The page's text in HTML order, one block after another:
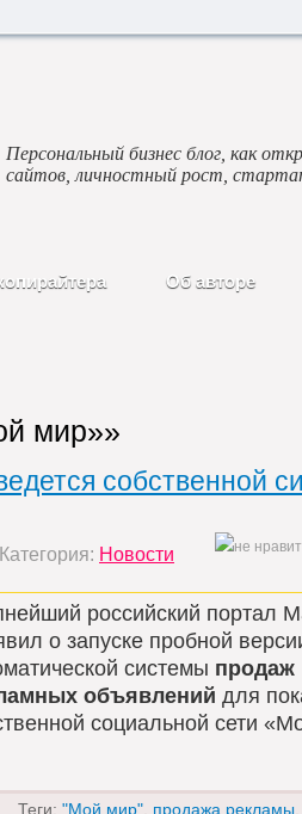
мир»»
собственной
Категория: Новости
российский портал
о запуске пробной
системы продаж
объявлений для
социальной сети
Теги: "Мой мир" продажа рекламы
Персональный бизнес блог, как
сайтов, личностный рост,
Об авторе